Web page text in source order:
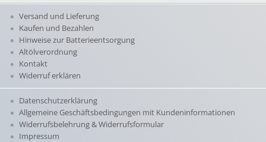
Versand und Lieferung
Kaufen und Bezahlen
Hinweise zur Batterieentsorgung
Altölverordnung
Kontakt
Widerruf erklären
Datenschutzerklärung
Allgemeine Geschäftsbedingungen mit Kundeninformationen
Widerrufsbelehrung & Widerrufsformular
Impressum